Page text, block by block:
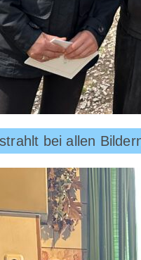
bei allen